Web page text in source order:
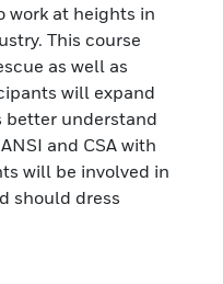
work at heights in
This course
as well as
will expand
better understand
and CSA with
will be involved in
should dress